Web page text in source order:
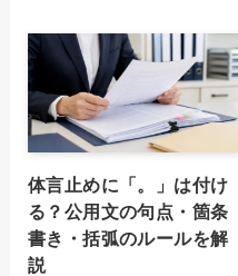
体言止めに「。」は付け
る？公用文の句点・箇条
書き・括弧のルールを解
説